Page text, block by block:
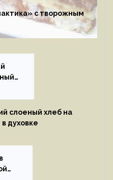
с творожным
слоеный хлеб на
духовке